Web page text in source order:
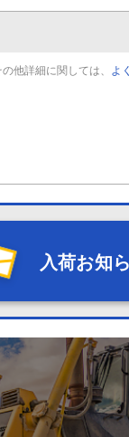
の他詳細に関しては、 よ
入荷お知